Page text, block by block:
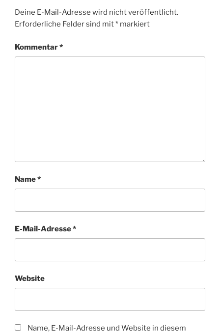
Deine E-Mail-Adresse wird nicht veröffentlicht.
Erforderliche Felder sind mit* markiert
Kommentar*
Name*
E-Mail-Adresse*
Website
Name, E-Mail-Adresse und Website in diesem